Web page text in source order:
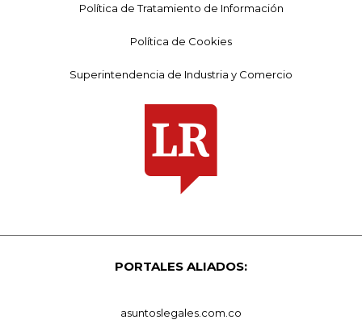
Política de Tratamiento de Información
Política de Cookies
Superintendencia de Industria y Comercio
PORTALES ALIADOS:
asuntoslegales.com.co